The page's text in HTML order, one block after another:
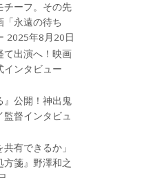
チーフ。その先
「永遠の待ち
2025年8月20日
て出演へ！映画
インタビュー
』公開！神出鬼
督インタビュ
有できるか」
箋』野澤和之